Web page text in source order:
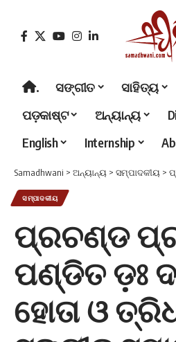
. ସଙ୍ଗୀତ ସାହିତ୍ୟ
ପଡ଼କାଷ୍ଟ
ଅନ୍ୟାନ୍ୟ
English
Internship
Samadhwani > ଅନ୍ୟାନ୍ୟ > ସମ୍ପାଦକୀୟ >
ସମ୍ପାଦକୀୟ
ପ୍ରଚଣ୍ଡ
ପଣ୍ଡିତ ଡ଼ଃ
ହୋତା ଓ